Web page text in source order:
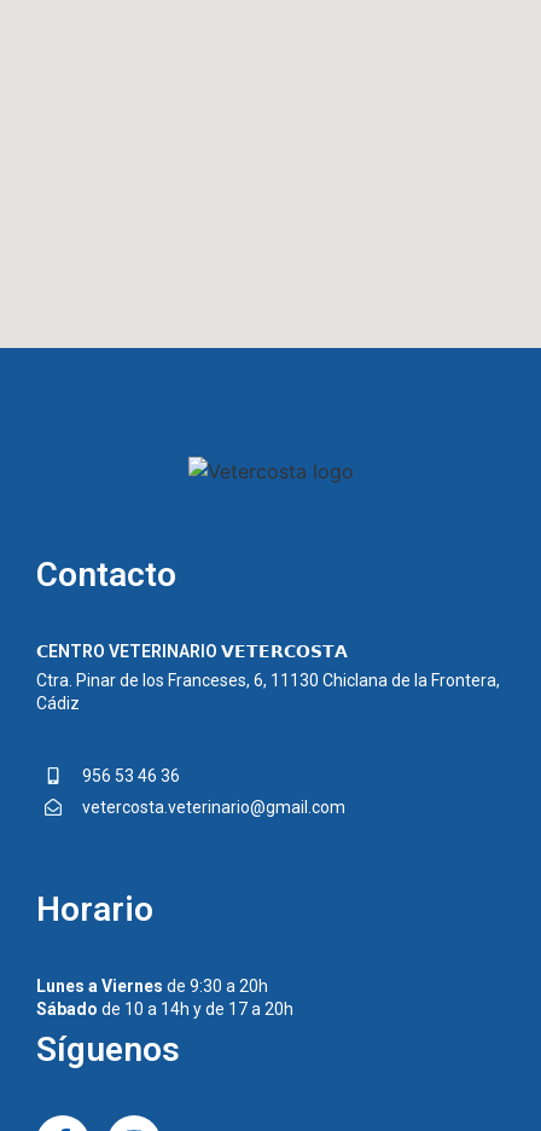
Contacto
𝗖ENTRO VETERINARIO 𝗩𝗘𝗧𝗘𝗥𝗖𝗢𝗦𝗧𝗔
Ctra. Pinar de los Franceses, 6, 11130 Chiclana de la Frontera,
Cádiz
956 53 46 36
vetercosta.veterinario@gmail.com
Horario
Lunes a Viernes de 9:30 a 20h
Sábado de 10 a 14h y de 17 a 20h
Síguenos